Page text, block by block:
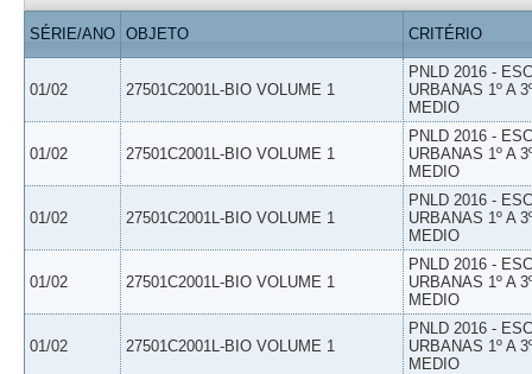
SÉRIE/ANO OBJETO CRITÉRIO
01/02 27501C2001L-BIO VOLUME 1
PNLD 2016 -
URBANAS 1º A
MEDIO
01/02 27501C2001L-BIO VOLUME 1
PNLD 2016 -
URBANAS 1º A
MEDIO
01/02 27501C2001L-BIO VOLUME 1
PNLD 2016 -
URBANAS 1º A
MEDIO
01/02 27501C2001L-BIO VOLUME 1
PNLD 2016 -
URBANAS 1º A
MEDIO
01/02 27501C2001L-BIO VOLUME 1
PNLD 2016 -
URBANAS 1º A
MEDIO